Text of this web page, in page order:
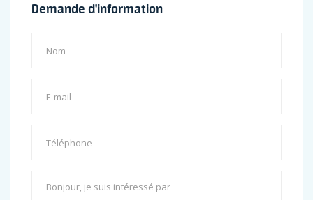
Demande d'information